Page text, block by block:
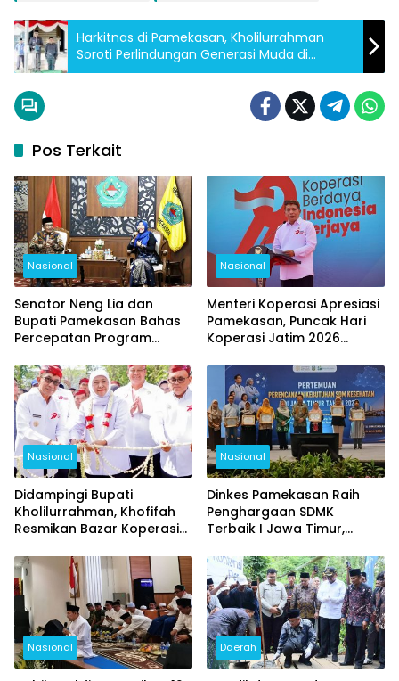
Harkitnas di Pamekasan, Kholilurrahman
Soroti Perlindungan Generasi Muda di
Tengah Transformasi Digital
Pos Terkait
Nasional
Senator Neng Lia dan
Bupati Pamekasan Bahas
Percepatan Program
Kesehatan, dan Pertanian
Nasional
Menteri Koperasi Apresiasi
Pamekasan, Puncak Hari
Koperasi Jatim 2026
Nasional
Didampingi Bupati
Kholilurrahman, Khofifah
Resmikan Bazar Koperasi
Jadi Pusat Hari Koperasi
Jatim 2026
Nasional
Dinkes Pamekasan Raih
Penghargaan SDMK
Terbaik I Jawa Timur,
Bojonegoro
Nasional Daerah